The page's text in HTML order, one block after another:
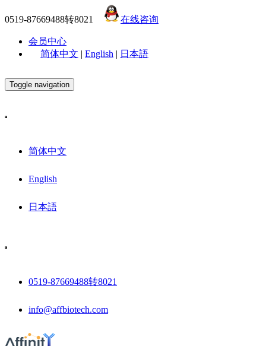
0519-87669488转8021 在线咨询
会员中心
简体中文 | English | 日本語
Toggle navigation
简体中文
English
日本語
0519-87669488转8021
info@affbiotech.com